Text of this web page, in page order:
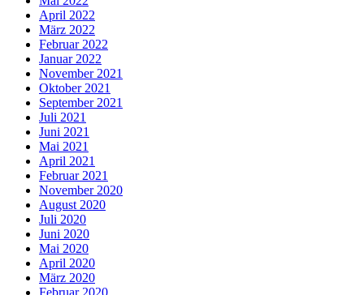
April 2022
März 2022
Februar 2022
Januar 2022
November 2021
Oktober 2021
September 2021
Juli 2021
Juni 2021
Mai 2021
April 2021
Februar 2021
November 2020
August 2020
Juli 2020
Juni 2020
Mai 2020
April 2020
März 2020
Februar 2020